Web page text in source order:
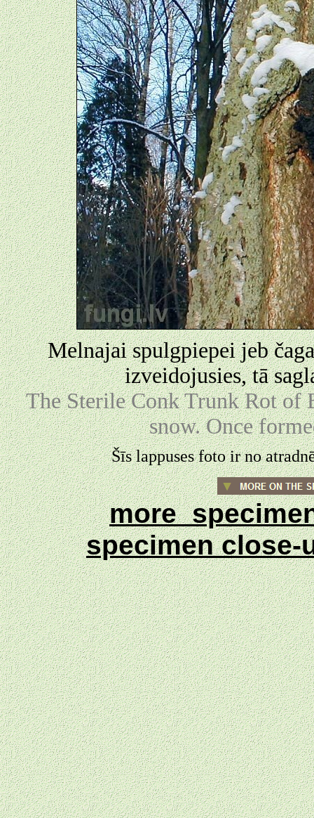
Melnajai spulgpiepei jeb
izveidojusies, tā
The Sterile Conk Trunk Rot of
snow. Once
Šīs lappuses foto ir no
more
specimen